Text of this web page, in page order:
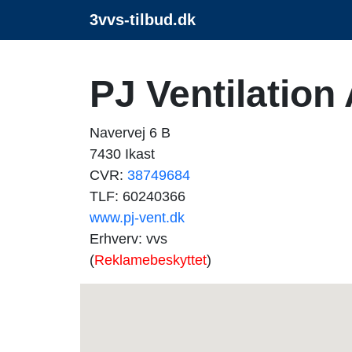
3vvs-tilbud.dk
PJ Ventilation
Navervej 6 B
7430 Ikast
CVR: 38749684
TLF: 60240366
www.pj-vent.dk
Erhverv: vvs
(Reklamebeskyttet)